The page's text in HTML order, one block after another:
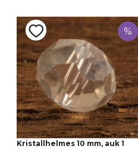
%
Kristallhelmes 10 mm, auk 1